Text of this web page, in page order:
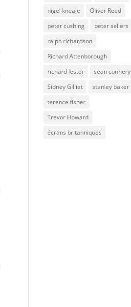
nigel kneale
Oliver Reed
peter cushing
peter sellers
ralph richardson
Richard Attenborough
richard lester
sean connery
Sidney Gilliat
stanley baker
terence fisher
Trevor Howard
écrans britanniques